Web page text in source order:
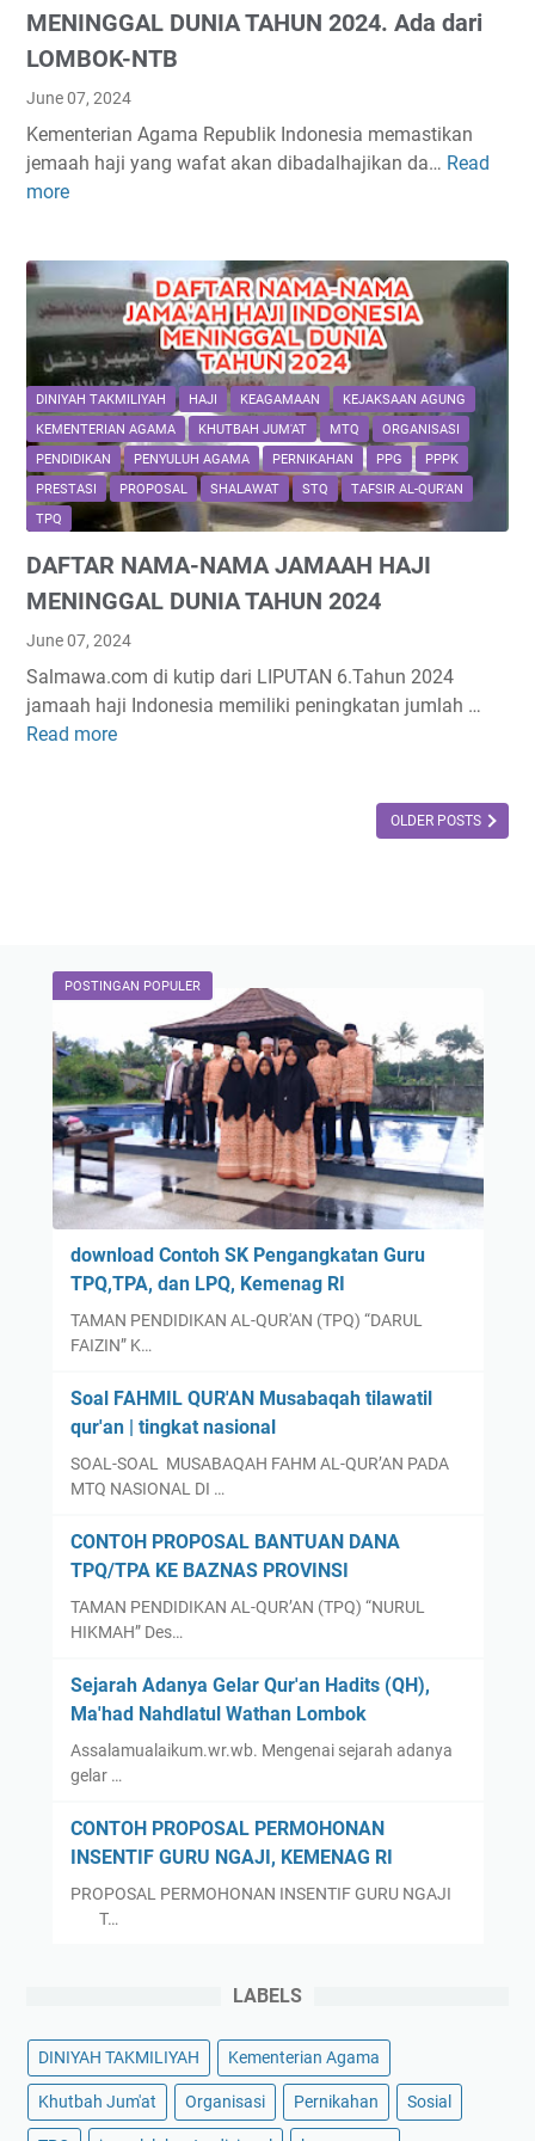
p
u
i
k
d
o
n
e
s
i
a
k
e
7
R
T
A
P
A
I
D
2
0
2
4
MENINGGAL DUNIA TAHUN 2024. Ada dari
LOMBOK-NTB
June 07, 2024
Kementerian Agama Republik Indonesia memastikan
jemaah haji yang wafat akan dibadalhajikan da… Read
more
d
r
J
A
M
A
A
H
H
A
J
I
N
D
O
N
I
N
G
A
L
D
U
N
I
A
T
A
H
N
2
0
2
.
A
d
a
a
r
L
M
B
O
DINIYAH TAKMILIYAH HAJI KEAGAMAAN
KEJAKSAAN AGUNG
KEMENTERIAN AGAMA
KHUTBAH JUM'AT MTQ
ORGANISASI
PENDIDIKAN
PENYULUH AGAMA PERNIKAHAN PPG
PPPK
PRESTASI
PROPOSAL SHALAWAT STQ
TAFSIR AL-QUR'AN
TPQ
DAFTAR NAMA-NAMA JAMAAH HAJI
MENINGGAL DUNIA TAHUN 2024
June 07, 2024
Salmawa.com di kutip dari LIPUTAN 6.Tahun 2024
jamaah haji Indonesia memiliki peningkatan jumlah …
Read more
M
A
N
A
M
A
J
A
M
A
A
H
H
J
I
M
E
I
N
G
G
L
D
A
T
A
2
4
OLDER POSTS
POSTINGAN POPULER
download Contoh SK Pengangkatan Guru
TPQ,TPA, dan LPQ, Kemenag RI
TAMAN PENDIDIKAN AL-QUR'AN (TPQ) “DARUL
FAIZIN” K…
Soal FAHMIL QUR'AN Musabaqah tilawatil
qur'an | tingkat nasional
SOAL-SOAL MUSABAQAH FAHM AL-QUR’AN PADA
MTQ NASIONAL DI …
CONTOH PROPOSAL BANTUAN DANA
TPQ/TPA KE BAZNAS PROVINSI
TAMAN PENDIDIKAN AL-QUR’AN (TPQ) “NURUL
HIKMAH” Des…
Sejarah Adanya Gelar Qur'an Hadits (QH),
Ma'had Nahdlatul Wathan Lombok
Assalamualaikum.wr.wb. Mengenai sejarah adanya
gelar …
CONTOH PROPOSAL PERMOHONAN
INSENTIF GURU NGAJI, KEMENAG RI
PROPOSAL PERMOHONAN INSENTIF GURU NGAJI
T…
LABELS
DINIYAH TAKMILIYAH Kementerian Agama
Khutbah Jum'at Organisasi Pernikahan Sosial